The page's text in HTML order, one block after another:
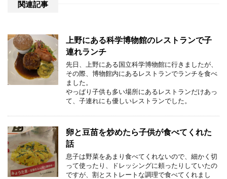
関連記事
上野にある科学博物館のレストランで子
連れランチ
先日、上野にある国立科学博物館に行きましたが、
その際、博物館内にあるレストランでランチを食べ
ました。
やっぱり子供も多い場所にあるレストランだけあっ
て、子連れにも優しいレストランでした。
卵と豆苗を炒めたら子供が食べてくれた
話
息子は野菜をあまり食べてくれないので、細かく切
って使ったり、ドレッシングに頼ったりしていたの
ですが、割とストレートな調理で食べてくれまし